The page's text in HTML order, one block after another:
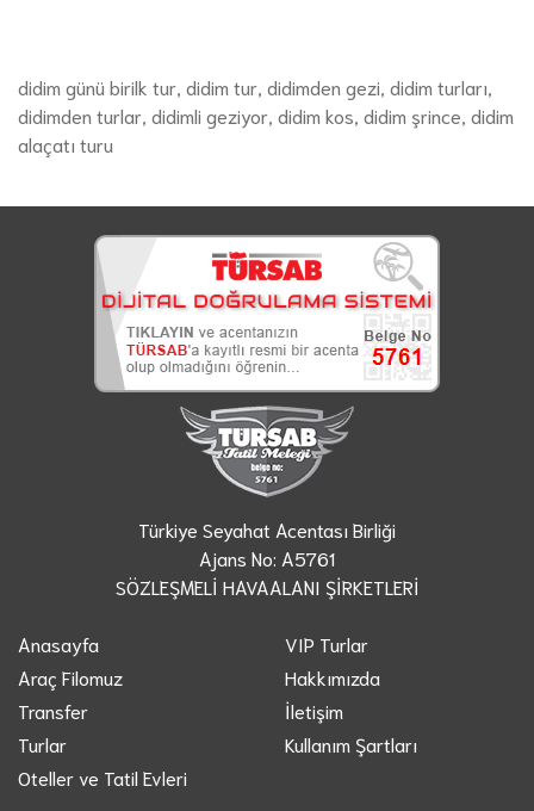
didim günü birilk tur, didim tur, didimden gezi, didim turları,
didimden turlar, didimli geziyor, didim kos, didim şrince, didim
alaçatı turu
Türkiye Seyahat Acentası Birliği
Ajans No: A5761
SÖZLEŞMELİ HAVAALANI ŞİRKETLERİ
Anasayfa
Araç Filomuz
Transfer
Turlar
Oteller ve Tatil Evleri
VIP Turlar
Hakkımızda
İletişim
Kullanım Şartları